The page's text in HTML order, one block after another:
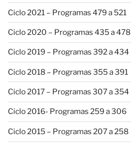
Ciclo 2021 – Programas 479 a 521
Ciclo 2020 – Programas 435 a 478
Ciclo 2019 – Programas 392 a 434
Ciclo 2018 – Programas 355 a 391
Ciclo 2017 – Programas 307 a 354
Ciclo 2016- Programas 259 a 306
Ciclo 2015 – Programas 207 a 258